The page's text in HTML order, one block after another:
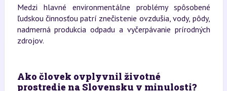
Medzi hlavné environmentálne problémy spôsobené
ľudskou činnosťou patrí znečistenie ovzdušia, vody, pôdy,
nadmerná produkcia odpadu a vyčerpávanie prírodných
zdrojov.
Ako človek ovplyvnil životné
prostredie na Slovensku v minulosti?